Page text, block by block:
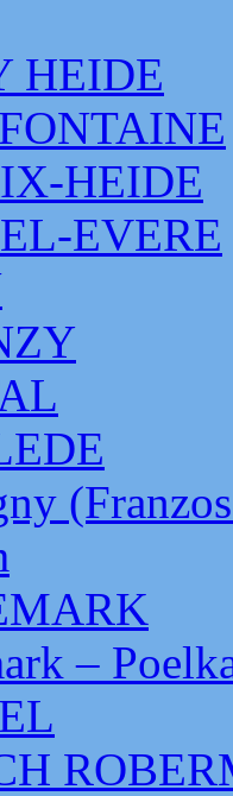
HEIDE
HEIDE
EVERE
–